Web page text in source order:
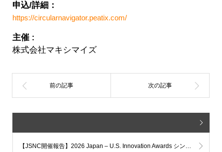
申込/詳細：
https://circularnavigator.peatix.com/
主催 :
株式会社マキシマイズ
【JSNC開催報告】2026 Japan – U.S. Innovation Awards シンポジウムを開催しました